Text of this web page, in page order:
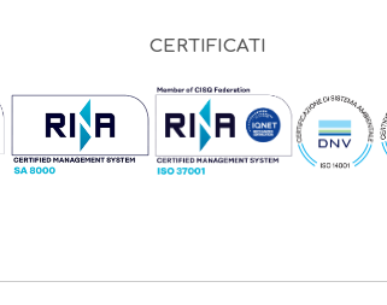
CERTIFICATI